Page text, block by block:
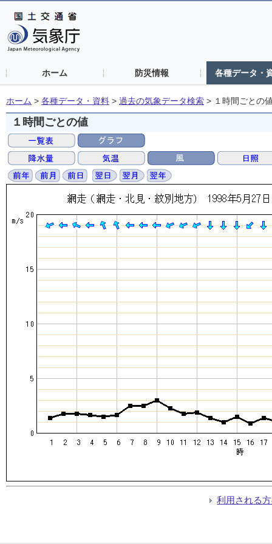
ホーム 防災情報 各種データ・
ホーム > 各種データ・資料 > 過去の気象データ検索 > １時間ごとの
１時間ごとの値
利用される